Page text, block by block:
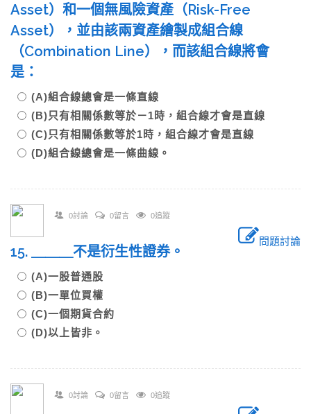
Asset）和一個無風險資產（Risk-Free
Asset），並由該兩資產繪製成組合線
（Combination Line），而該組合線將會
是：
(A)組合線總會是一條直線
(B)只有相關係數等於－1時，組合線才會是直線
(C)只有相關係數等於1時，組合線才會是直線
(D)組合線總會是一條曲線。
0討論 0留言 0追蹤
問題討論
15. ＿＿＿不是衍生性證券。
(A)一股普通股
(B)一單位買權
(C)一個期貨合約
(D)以上皆非。
0討論 0留言 0追蹤